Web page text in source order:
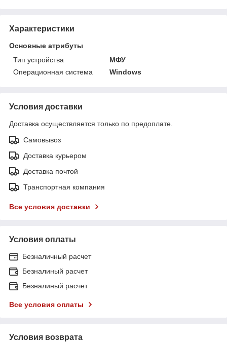
Характеристики
Основные атрибуты
Тип устройства
МФУ
Операционная система
Windows
Условия доставки
Доставка осуществляется только по предоплате.
Самовывоз
Доставка курьером
Доставка почтой
Транспортная компания
Все условия доставки
Условия оплаты
Безналичный расчет
Безналиный расчет
Безналиный расчет
Все условия оплаты
Условия возврата